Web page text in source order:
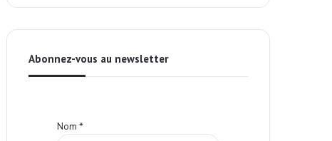
Abonnez-vous au newsletter
Nom*